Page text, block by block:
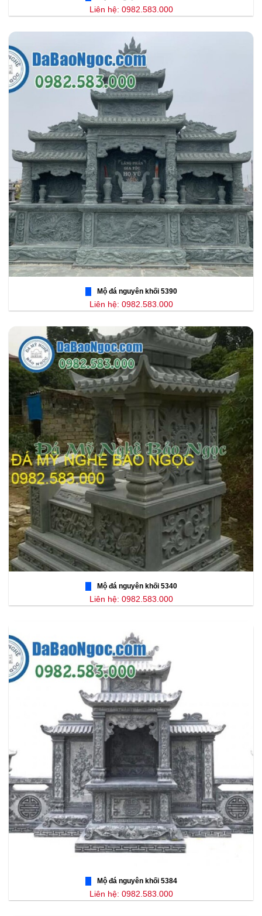
Liên hệ: 0982.583.000
Mộ đá nguyên khối 5390
Liên hệ: 0982.583.000
Mộ đá nguyên khối 5340
Liên hệ: 0982.583.000
Mộ đá nguyên khối 5384
Liên hệ: 0982.583.000